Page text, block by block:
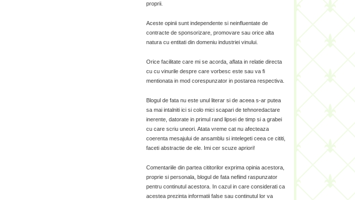
proprii.
Aceste opinii sunt independente si neinfluentate de
contracte de sponsorizare, promovare sau orice alta
natura cu entitati din domeniu industriei vinului.
Orice facilitate care mi se acorda, aflata in relatie directa
cu cu vinurile despre care vorbesc este sau va fi
mentionata in mod corespunzator in postarea respectiva.
Blogul de fata nu este unul literar si de aceea s-ar putea
sa mai intalniti ici si colo mici scapari de tehnoredactare
inerente, datorate in primul rand lipsei de timp si a grabei
cu care scriu uneori. Atata vreme cat nu afecteaza
coerenta mesajului de ansamblu si intelegeti ceea ce cititi,
faceti abstractie de ele. Imi cer scuze apriori!
Comentariile din partea cititorilor exprima opinia acestora,
proprie si personala, blogul de fata nefiind raspunzator
pentru continutul acestora. In cazul in care considerati ca
acestea prezinta informatii false sau continutul lor va